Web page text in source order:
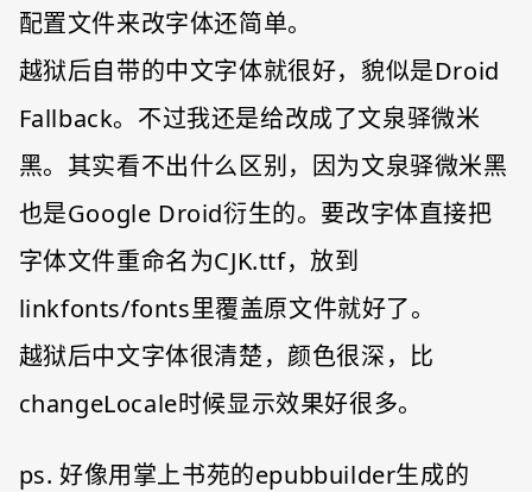
配置文件来改字体还简单。
越狱后自带的中文字体就很好，貌似是Droid
Fallback。不过我还是给改成了文泉驿微米
黑。其实看不出什么区别，因为文泉驿微米黑
也是Google Droid衍生的。要改字体直接把
字体文件重命名为CJK.ttf，放到
linkfonts/fonts里覆盖原文件就好了。
越狱后中文字体很清楚，颜色很深，比
changeLocale时候显示效果好很多。
ps. 好像用掌上书苑的epubbuilder生成的